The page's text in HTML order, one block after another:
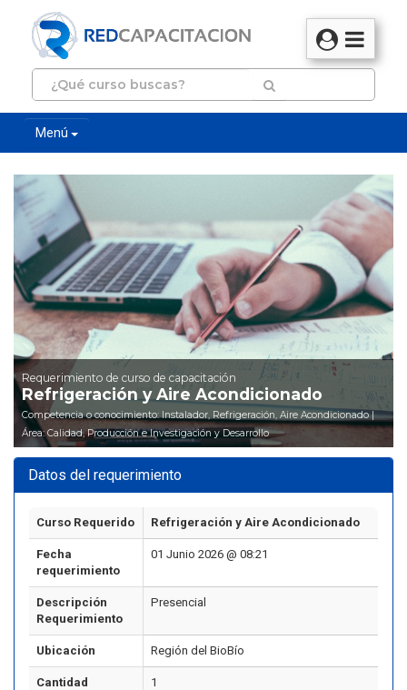
Menú
Requerimiento de curso de capacitación
Refrigeración y Aire Acondicionado
Competencia o conocimiento: Instalador, Refrigeración, Aire Acondicionado |
Área: Calidad, Producción e Investigación y Desarrollo
Datos del requerimiento
Curso Requerido Refrigeración y Aire Acondicionado
Fecha
requerimiento
01 Junio 2026 @ 08:21
Descripción
Requerimiento
Presencial
Ubicación Región del BioBío
Cantidad
1